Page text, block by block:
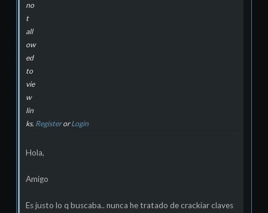
no
t
all
ow
ed
to
vie
w
lin
ks. RegisterorLogin
Hola,
Amigo
Es justo lo q buscaba.. nunca he tratado de crackiar claves